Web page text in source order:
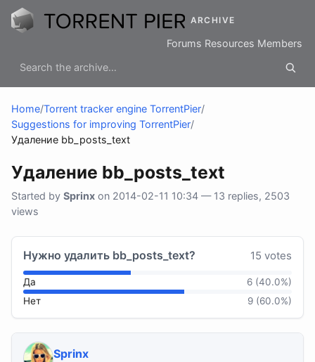
ARCHIVE
Forums Resources Members
Home/Torrent tracker engine TorrentPier/
Suggestions for improving TorrentPier/
Удаление bb_posts_text
Удаление bb_posts_text
Started by Sprinx on 2014-02-11 10:34 — 13 replies, 2503
views
Нужно удалить bb_posts_text? 15 votes
Да
6 (40.0%)
Нет
9 (60.0%)
Sprinx